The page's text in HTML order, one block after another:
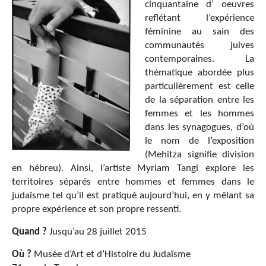
cinquantaine d’ oeuvres
reflétant l’expérience
féminine au sain des
communautés juives
contemporaines. La
thématique abordée plus
particulièrement est celle
de la séparation entre les
femmes et les hommes
dans les synagogues, d’où
le nom de l’exposition
(Mehitza signifie division
en hébreu). Ainsi, l’artiste Myriam Tangi explore les
territoires séparés entre hommes et femmes dans le
judaïsme tel qu’il est pratiqué aujourd’hui, en y mêlant sa
propre expérience et son propre ressenti.
Quand ? Jusqu’au 28 juillet 2015
Où ? Musée d’Art et d’Histoire du Judaïsme